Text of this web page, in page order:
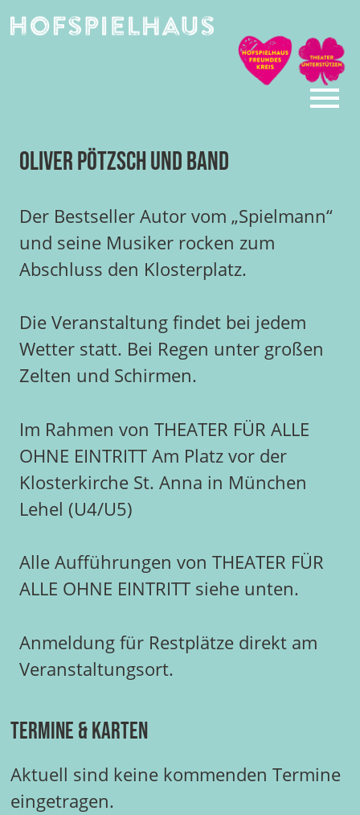
Oliver Pötzsch und Band
Der Bestseller Autor vom „Spielmann“
und seine Musiker rocken zum
Abschluss den Klosterplatz.
Die Veranstaltung findet bei jedem
Wetter statt. Bei Regen unter großen
Zelten und Schirmen.
Im Rahmen von THEATER FÜR ALLE
OHNE EINTRITT Am Platz vor der
Klosterkirche St. Anna in München
Lehel (U4/U5)
Alle Aufführungen von THEATER FÜR
ALLE OHNE EINTRITT siehe unten.
Anmeldung für Restplätze direkt am
Veranstaltungsort.
Termine & Karten
Aktuell sind keine kommenden Termine
eingetragen.